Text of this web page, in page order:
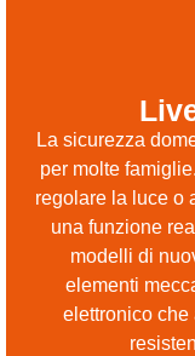
La sicurezza
per molte
regolare la luce o
una funzione
modelli di
elementi
elettronico che